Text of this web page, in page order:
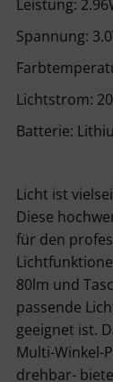
Leistung:
Spannung:
Lichtstrom:
Batterie:
Licht ist
Diese
für den
80lm und
passende
geeignet ist.
Multi-Winkel-
drehbar-